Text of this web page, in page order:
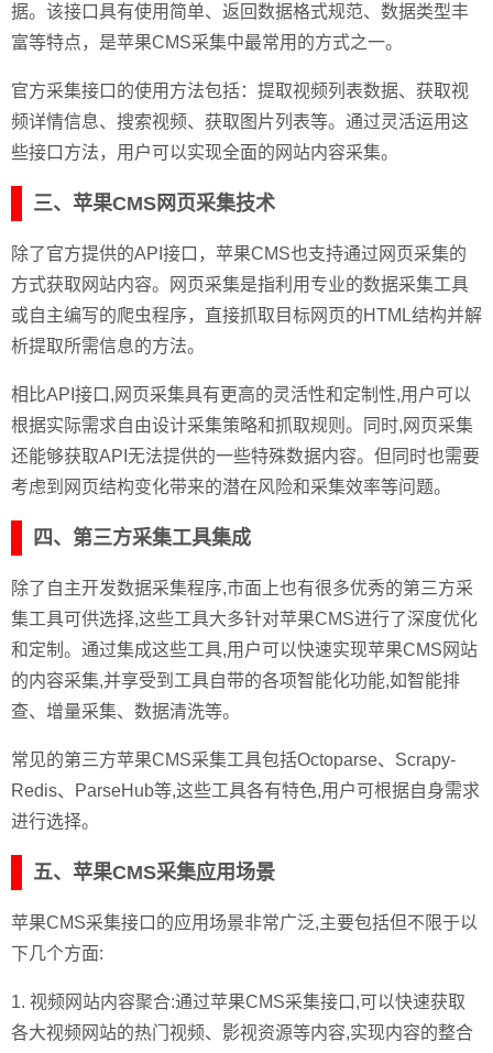
据。该接口具有使用简单、返回数据格式规范、数据类型丰
富等特点，是苹果CMS采集中最常用的方式之一。
官方采集接口的使用方法包括：提取视频列表数据、获取视
频详情信息、搜索视频、获取图片列表等。通过灵活运用这
些接口方法，用户可以实现全面的网站内容采集。
三、苹果CMS网页采集技术
除了官方提供的API接口，苹果CMS也支持通过网页采集的
方式获取网站内容。网页采集是指利用专业的数据采集工具
或自主编写的爬虫程序，直接抓取目标网页的HTML结构并解
析提取所需信息的方法。
相比API接口,网页采集具有更高的灵活性和定制性,用户可以
根据实际需求自由设计采集策略和抓取规则。同时,网页采集
还能够获取API无法提供的一些特殊数据内容。但同时也需要
考虑到网页结构变化带来的潜在风险和采集效率等问题。
四、第三方采集工具集成
除了自主开发数据采集程序,市面上也有很多优秀的第三方采
集工具可供选择,这些工具大多针对苹果CMS进行了深度优化
和定制。通过集成这些工具,用户可以快速实现苹果CMS网站
的内容采集,并享受到工具自带的各项智能化功能,如智能排
查、增量采集、数据清洗等。
常见的第三方苹果CMS采集工具包括Octoparse、Scrapy-
Redis、ParseHub等,这些工具各有特色,用户可根据自身需求
进行选择。
五、苹果CMS采集应用场景
苹果CMS采集接口的应用场景非常广泛,主要包括但不限于以
下几个方面:
1. 视频网站内容聚合:通过苹果CMS采集接口,可以快速获取
各大视频网站的热门视频、影视资源等内容,实现内容的整合